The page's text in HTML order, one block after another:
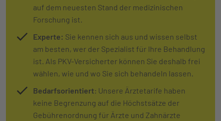
auf dem neuesten Stand der medizinischen
Forschung ist.
Experte: Sie kennen sich aus und wissen selbst
am besten, wer der Spezialist für Ihre Behandlung
ist. Als PKV-Versicherter können Sie deshalb frei
wählen, wie und wo Sie sich behandeln lassen.
Bedarfsorientiert: Unsere Ärztetarife haben
keine Begrenzung auf die Höchstsätze der
Gebührenordnung für Ärzte und Zahnärzte